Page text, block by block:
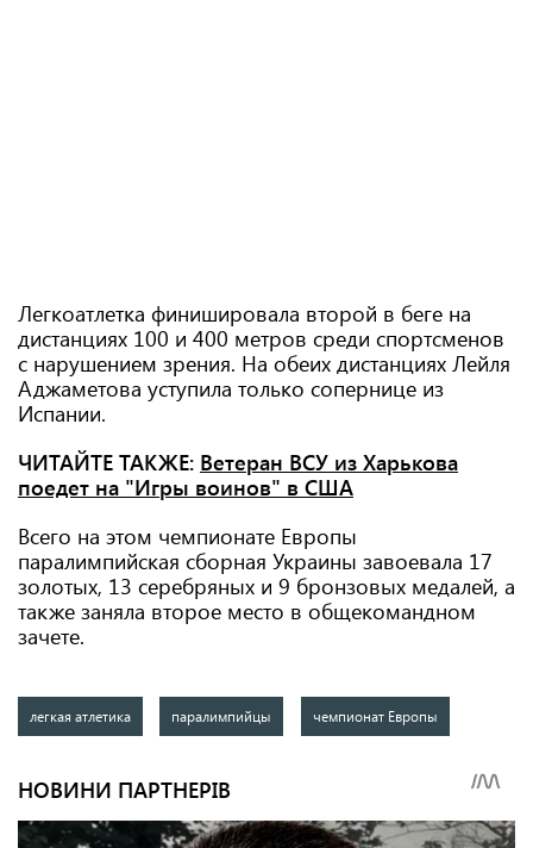
Легкоатлетка финишировала второй в беге на
дистанциях 100 и 400 метров среди спортсменов
с нарушением зрения. На обеих дистанциях Лейля
Аджаметова уступила только сопернице из
Испании.
ЧИТАЙТЕ ТАКЖЕ: Ветеран ВСУ из Харькова
поедет на "Игры воинов" в США
Всего на этом чемпионате Европы
паралимпийская сборная Украины завоевала 17
золотых, 13 серебряных и 9 бронзовых медалей, а
также заняла второе место в общекомандном
зачете.
легкая атлетика паралимпийцы чемпионат Европы